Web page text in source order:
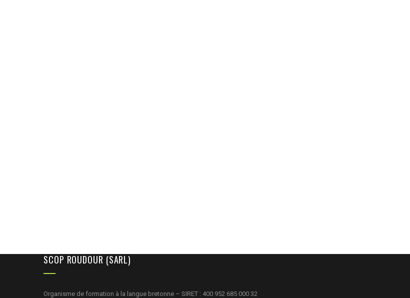
SCOP ROUDOUR (SARL)
Organisme de formation à la langue bretonne – SIRET : 400 952 685 000 32